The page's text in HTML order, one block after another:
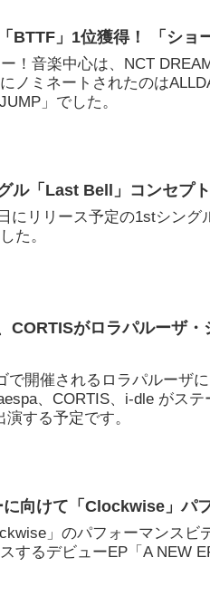
BTTF」1位獲得！ 「ショ
！音楽中心は、NCT
ノミネートされたのは
」でした。
ル「Last Bell」コンセプ
にリリース予定の1stシン
た。
CORTISがロラパルーザ・
で開催されるロラパルーザ
、CORTIS、i-dle がス
する予定です。
向けて「Clockwise」パ
」のパフォーマンスビ
するデビューEP「A NEW